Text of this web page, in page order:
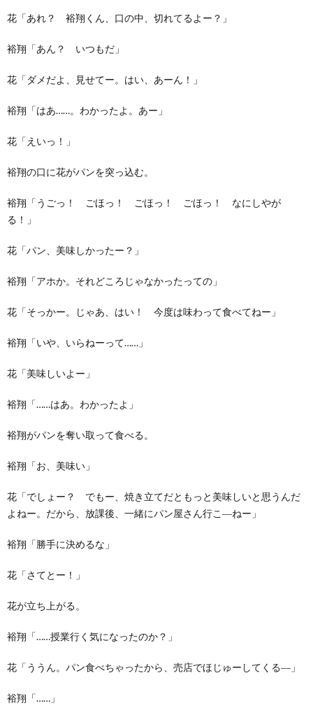
花「あれ？ 裕翔くん、口の中、切れてるよー？」
裕翔「あん？ いつもだ」
花「ダメだよ、見せてー。はい、あーん！」
裕翔「はあ……。わかったよ。あー」
花「えいっ！」
裕翔の口に花がパンを突っ込む。
裕翔「うごっ！ ごほっ！ ごほっ！ ごほっ！ なにしやが
る！」
花「パン、美味しかったー？」
裕翔「アホか。それどころじゃなかったっての」
花「そっかー。じゃあ、はい！ 今度は味わって食べてねー」
裕翔「いや、いらねーって……」
花「美味しいよー」
裕翔「……はあ。わかったよ」
裕翔がパンを奪い取って食べる。
裕翔「お、美味い」
花「でしょー？ でもー、焼き立てだともっと美味しいと思うんだ
よねー。だから、放課後、一緒にパン屋さん行こ―ねー」
裕翔「勝手に決めるな」
花「さてとー！」
花が立ち上がる。
裕翔「……授業行く気になったのか？」
花「ううん。パン食べちゃったから、売店でほじゅーしてくる―」
裕翔「……」